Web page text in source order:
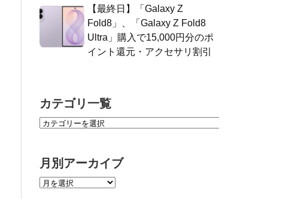
【最終日】「Galaxy Z
Fold8」、「Galaxy Z Fold8
Ultra」購入で15,000円分のポ
イント還元・アクセサリ割引
カテゴリ一覧
月別アーカイブ